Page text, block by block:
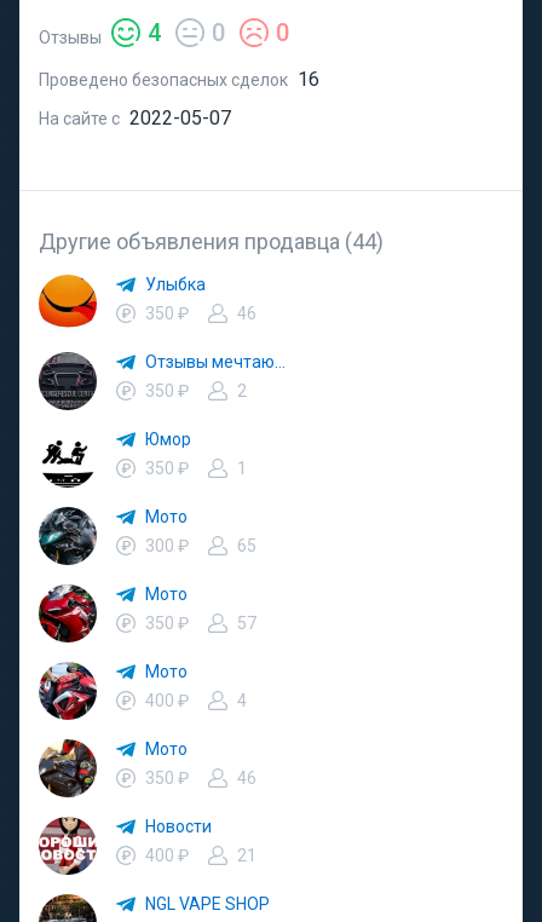
Отзывы 4 0 0
Проведено безопасных сделок 16
На сайте с 2022-05-07
Другие объявления продавца (44)
Улыбка
350 ₽
46
Отзывы мечтаю…
350 ₽
2
Юмор
350 ₽
1
Мото
300 ₽
65
Мото
350 ₽
57
Мото
400 ₽
4
Мото
350 ₽
46
Новости
400 ₽
21
NGL VAPE SHOP